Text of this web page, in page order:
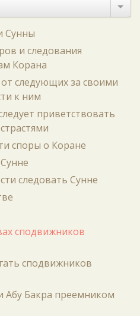
Сунны
и следования
Корана
следующих за своими
к ним
приветствовать
споры о Коране
следовать Сунне
сподвижников
сподвижников
Абу Бакра преемником